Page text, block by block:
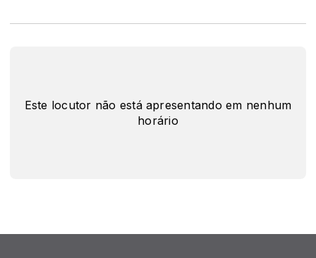
Este locutor não está apresentando em nenhum
horário